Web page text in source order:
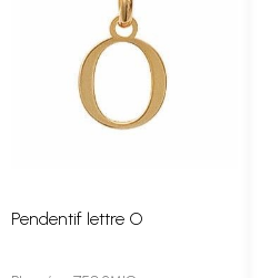
Pendentif lettre O